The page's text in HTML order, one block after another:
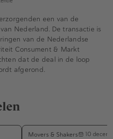
een van de
Nederland. De transactie is
van de Nederlandse
Consument & Markt
dat de deal in de loop
afgerond.
Movers & Shakers 10